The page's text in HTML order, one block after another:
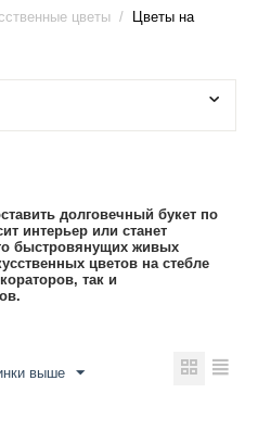
цветы /
Цветы на
долговечный букет по
интерьер или станет
быстровянущих живых
цветов на стебле
так и
выше